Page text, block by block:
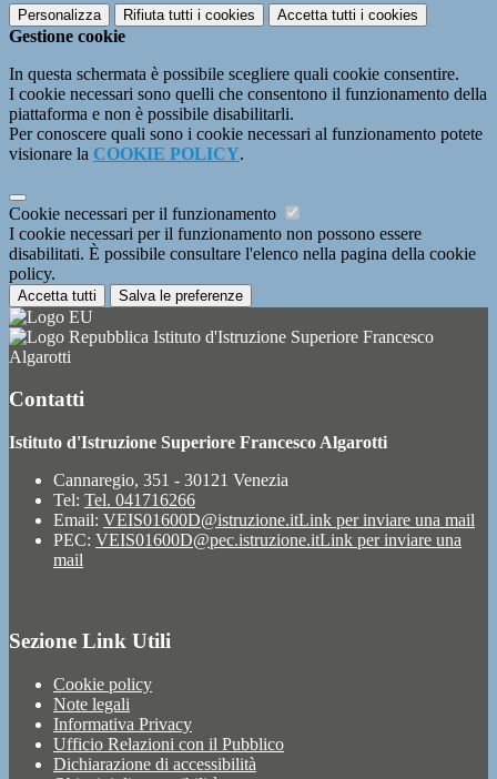
Personalizza Rifiuta tutti i cookies Accetta tutti i cookies
Gestione cookie
In questa schermata è possibile scegliere quali cookie consentire.
I cookie necessari sono quelli che consentono il funzionamento della
piattaforma e non è possibile disabilitarli.
Per conoscere quali sono i cookie necessari al funzionamento potete
visionare la COOKIE POLICY.
Cookie necessari per il funzionamento
I cookie necessari per il funzionamento non possono essere
disabilitati. È possibile consultare l'elenco nella pagina della cookie
policy.
Accetta tutti Salva le preferenze
Istituto d'Istruzione Superiore Francesco
Algarotti
Contatti
Istituto d'Istruzione Superiore Francesco Algarotti
Cannaregio, 351 - 30121 Venezia
Tel: Tel. 041716266
Email: VEIS01600D@istruzione.itLink per inviare una mail
PEC: VEIS01600D@pec.istruzione.itLink per inviare una
mail
Sezione Link Utili
Cookie policy
Note legali
Informativa Privacy
Ufficio Relazioni con il Pubblico
Dichiarazione di accessibilità